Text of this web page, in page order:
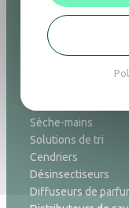
Lampes
Accessoires de
Corbeilles
Sèche-mains
Solutions de tri
Cendriers
Désinsectiseurs
Diffuseurs de